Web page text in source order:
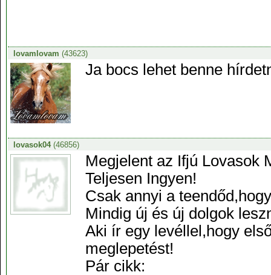
lovamlovam (43623)
Ja bocs lehet benne
lovasok04(46856)
Megjelent az Ifjú Lovasok
Teljesen Ingyen!
Csak annyi a
Mindig új és új dolgok
Aki ír egy levéllel,hogy
meglepetést!
Pár cikk: